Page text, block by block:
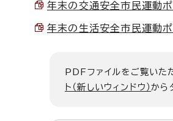
年末の交通安全市民運動
年末の生活安全市民運動
PDFファイルをご覧いた
ト（新しいウィンドウ）から